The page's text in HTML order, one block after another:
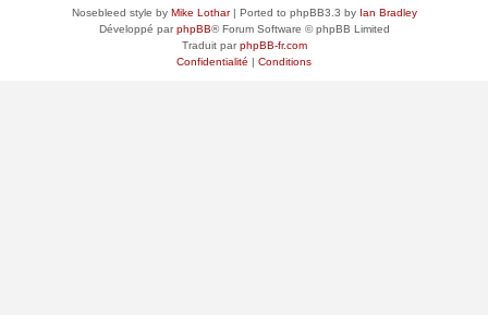
Nosebleed style by Mike Lothar| Ported to phpBB3.3 by Ian Bradley
Développé parphpBB® Forum Software © phpBB Limited
Traduit parphpBB-fr.com
Confidentialité | Conditions